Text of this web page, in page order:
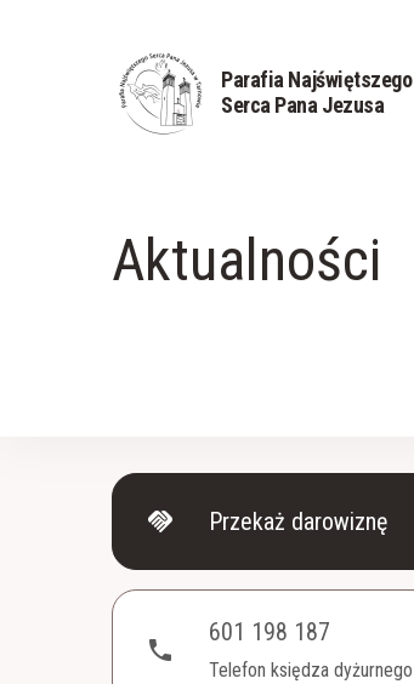
Parafia Najświętszego
Serca Pana Jezusa
Aktualności
handshake Przekaż darowiznę
phone
601 198 187
Telefon księdza dyżurnego